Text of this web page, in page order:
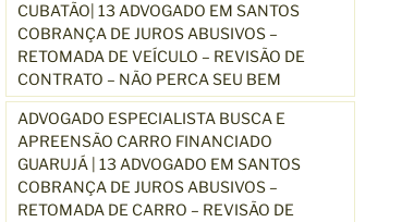
CUBATÃO| 13 ADVOGADO EM SANTOS
COBRANÇA DE JUROS ABUSIVOS –
RETOMADA DE VEÍCULO – REVISÃO DE
CONTRATO – NÃO PERCA SEU BEM
ADVOGADO ESPECIALISTA BUSCA E
APREENSÃO CARRO FINANCIADO
GUARUJÁ | 13 ADVOGADO EM SANTOS
COBRANÇA DE JUROS ABUSIVOS –
RETOMADA DE CARRO – REVISÃO DE